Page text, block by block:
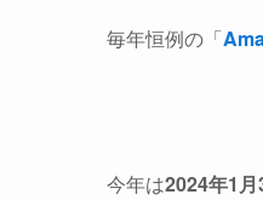
毎年恒例の「
今年は2024年1